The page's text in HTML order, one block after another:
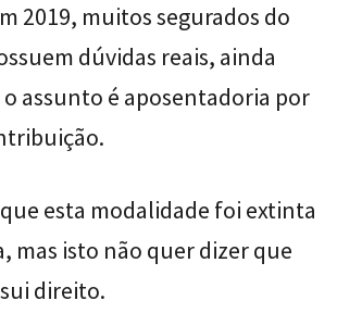
2019, muitos segurados do
dúvidas reais, ainda
assunto é aposentadoria por
esta modalidade foi extinta
mas isto não quer dizer que
direito.